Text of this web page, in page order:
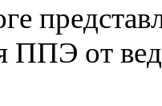
ППЭ от